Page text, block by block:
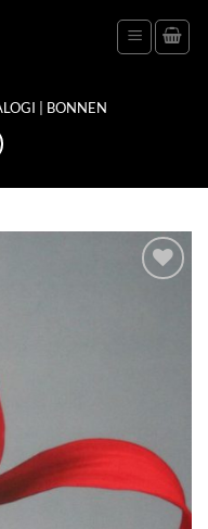
| BONNEN